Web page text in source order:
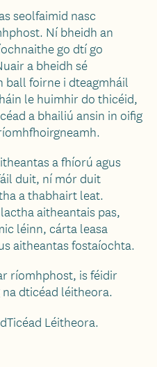
seolfaimid nasc
Ní bheidh an
go dtí go
a bheidh sé
ball foirne i dteagmháil
le huimhir do thicéid,
a bhailiú ansin in oifig
a fhíorú agus
duit, ní mór duit
a thabhairt leat.
aitheantais pas,
léinn, cárta leasa
aitheantas fostaíochta.
ríomhphost, is féidir
dticéad léitheora.
Léitheora.